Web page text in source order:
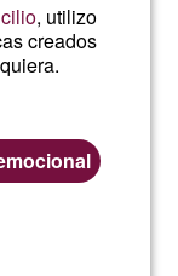
, utilizo
creados